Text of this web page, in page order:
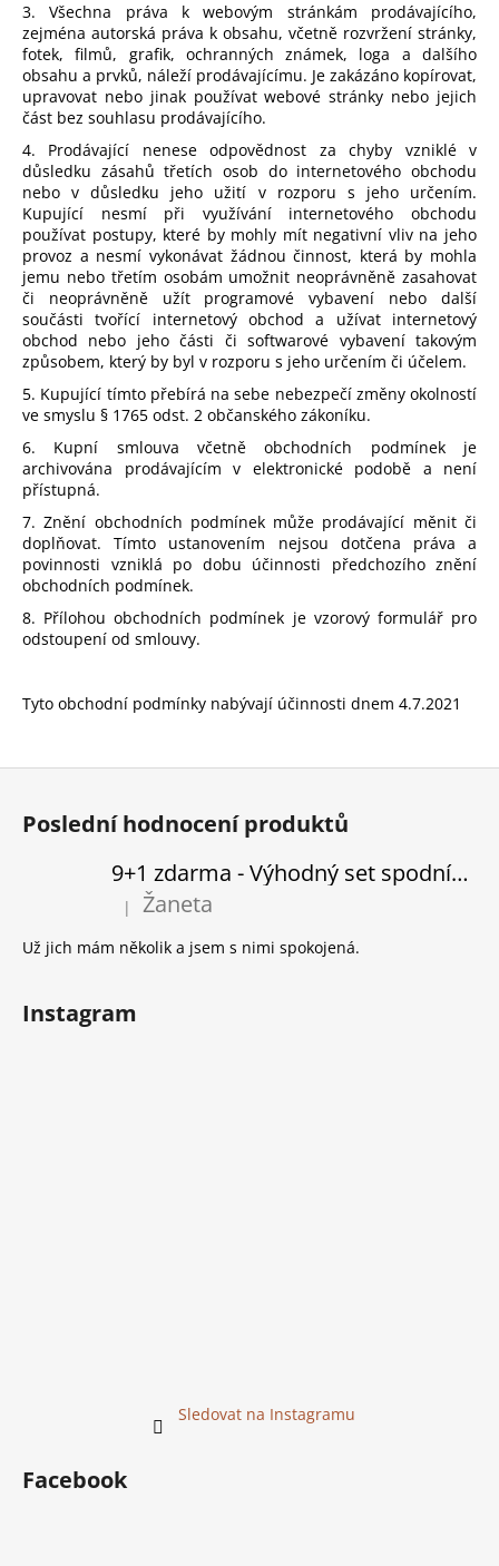
3. Všechna práva k webovým stránkám prodávajícího,
zejména autorská práva k obsahu, včetně rozvržení stránky,
fotek, filmů, grafik, ochranných známek, loga a dalšího
obsahu a prvků, náleží prodávajícímu. Je zakázáno kopírovat,
upravovat nebo jinak používat webové stránky nebo jejich
část bez souhlasu prodávajícího.
4. Prodávající nenese odpovědnost za chyby vzniklé v
důsledku zásahů třetích osob do internetového obchodu
nebo v důsledku jeho užití v rozporu s jeho určením.
Kupující nesmí při využívání internetového obchodu
používat postupy, které by mohly mít negativní vliv na jeho
provoz a nesmí vykonávat žádnou činnost, která by mohla
jemu nebo třetím osobám umožnit neoprávněně zasahovat
či neoprávněně užít programové vybavení nebo další
součásti tvořící internetový obchod a užívat internetový
obchod nebo jeho části či softwarové vybavení takovým
způsobem, který by byl v rozporu s jeho určením či účelem.
5. Kupující tímto přebírá na sebe nebezpečí změny okolností
ve smyslu § 1765 odst. 2 občanského zákoníku.
6. Kupní smlouva včetně obchodních podmínek je
archivována prodávajícím v elektronické podobě a není
přístupná.
7. Znění obchodních podmínek může prodávající měnit či
doplňovat. Tímto ustanovením nejsou dotčena práva a
povinnosti vzniklá po dobu účinnosti předchozího znění
obchodních podmínek.
8. Přílohou obchodních podmínek je vzorový formulář pro
odstoupení od smlouvy.
Tyto obchodní podmínky nabývají účinnosti dnem 4.7.2021
Poslední hodnocení produktů
9+1 zdarma - Výhodný set spodního prádla
Hodnocení produktu je 5 z 5 hvězdiček.
| Žaneta
Už jich mám několik a jsem s nimi spokojená.
Instagram
Sledovat na Instagramu
Facebook